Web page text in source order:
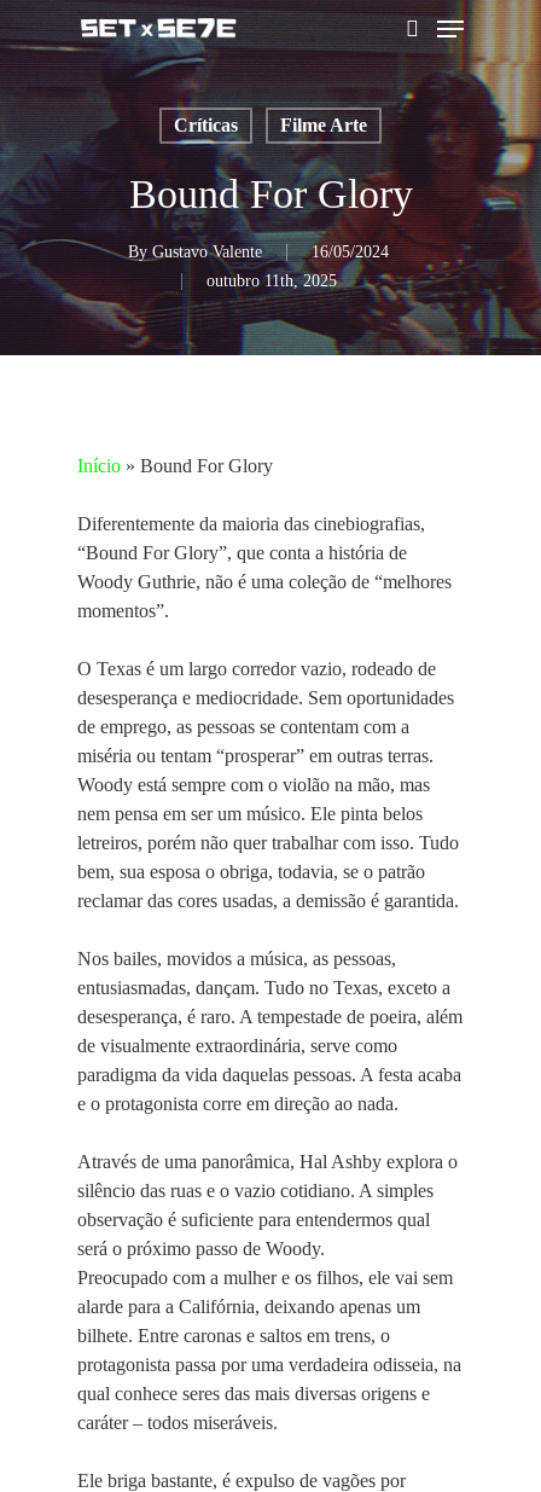
Skip
to
main
content
pesquisar
Menu
Críticas Filme Arte
Bound For Glory
By Gustavo Valente
16/05/2024
outubro 11th, 2025
Início » Bound For Glory
Diferentemente da maioria das cinebiografias,
“Bound For Glory”, que conta a história de
Woody Guthrie, não é uma coleção de “melhores
momentos”.
O Texas é um largo corredor vazio, rodeado de
desesperança e mediocridade. Sem oportunidades
de emprego, as pessoas se contentam com a
miséria ou tentam “prosperar” em outras terras.
Woody está sempre com o violão na mão, mas
nem pensa em ser um músico. Ele pinta belos
letreiros, porém não quer trabalhar com isso. Tudo
bem, sua esposa o obriga, todavia, se o patrão
reclamar das cores usadas, a demissão é garantida.
Nos bailes, movidos a música, as pessoas,
entusiasmadas, dançam. Tudo no Texas, exceto a
desesperança, é raro. A tempestade de poeira, além
de visualmente extraordinária, serve como
paradigma da vida daquelas pessoas. A festa acaba
e o protagonista corre em direção ao nada.
Através de uma panorâmica, Hal Ashby explora o
silêncio das ruas e o vazio cotidiano. A simples
observação é suficiente para entendermos qual
será o próximo passo de Woody.
Preocupado com a mulher e os filhos, ele vai sem
alarde para a Califórnia, deixando apenas um
bilhete. Entre caronas e saltos em trens, o
protagonista passa por uma verdadeira odisseia, na
qual conhece seres das mais diversas origens e
caráter – todos miseráveis.
Ele briga bastante, é expulso de vagões por